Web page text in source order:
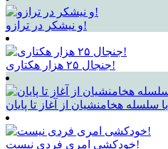
و نیشکر در ترازو!
جنجال ۲۵ هزار هکتاری!
سلسله هخامنشیان از آغاز تا پایان
خودکشی امری فردی نیست!